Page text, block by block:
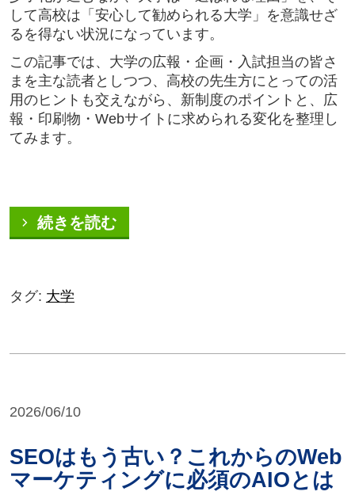
して高校は「安心して勧められる大学」を意識せざ
るを得ない状況になっています。
この記事では、大学の広報・企画・入試担当の皆さ
まを主な読者としつつ、高校の先生方にとっての活
用のヒントも交えながら、新制度のポイントと、広
報・印刷物・Webサイトに求められる変化を整理し
てみます。
続きを読む
タグ: 大学
2026/06/10
SEOはもう古い？これからのWeb
マーケティングに必須のAIOとは